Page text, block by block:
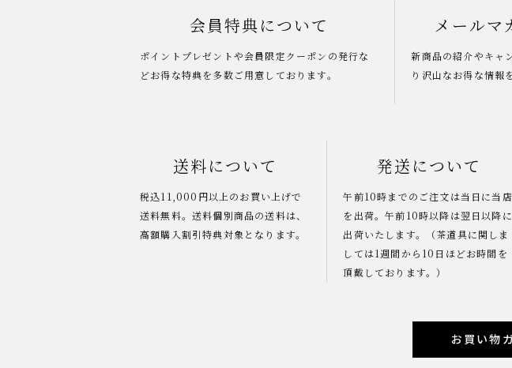
会員特典について
ポイントプレゼントや会員限定クーポンの発行な
どお得な特典を多数ご用意しております。
メールマ
新商品の紹介やキャ
り沢山なお得な情報
送料について
税込11,000円以上のお買い上げで
送料無料。送料個別商品の送料は、
高額購入割引特典対象となります。
発送について
午前10時までのご注文は当日に当店
を出荷。午前10時以降は翌日以降に
出荷いたします。（茶道具に関しま
しては1週間から10日ほどお時間を
頂戴しております。）
お買い物